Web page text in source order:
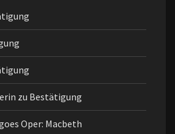
zu Bestätigung
Oper: Macbeth